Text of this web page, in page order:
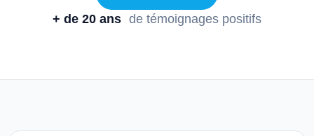
+ de 20 ans de témoignages positifs